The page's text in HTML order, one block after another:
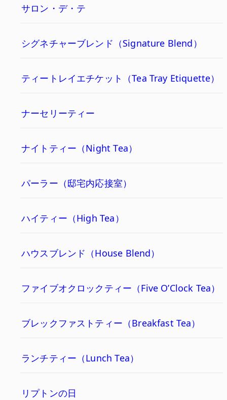
サロン・デ・テ
シグネチャーブレンド（Signature Blend）
ティートレイエチケット（Tea Tray Etiquette）
ナーセリーティー
ナイトティー（Night Tea）
パーラー（邸宅内応接室）
ハイティー（High Tea）
ハウスブレンド（House Blend）
ファイブオクロックティー（Five O’Clock Tea）
ブレックファストティー（Breakfast Tea）
ランチティー（Lunch Tea）
リプトンの日